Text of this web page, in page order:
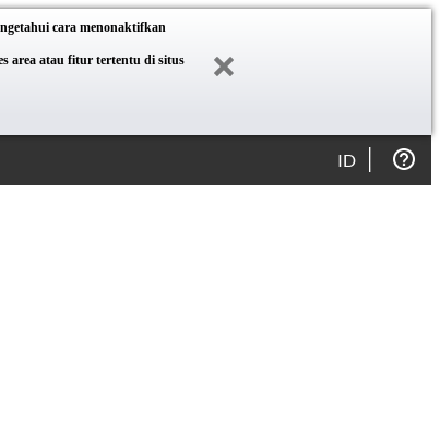
cara menonaktifkan
area atau fitur tertentu di situs
ID